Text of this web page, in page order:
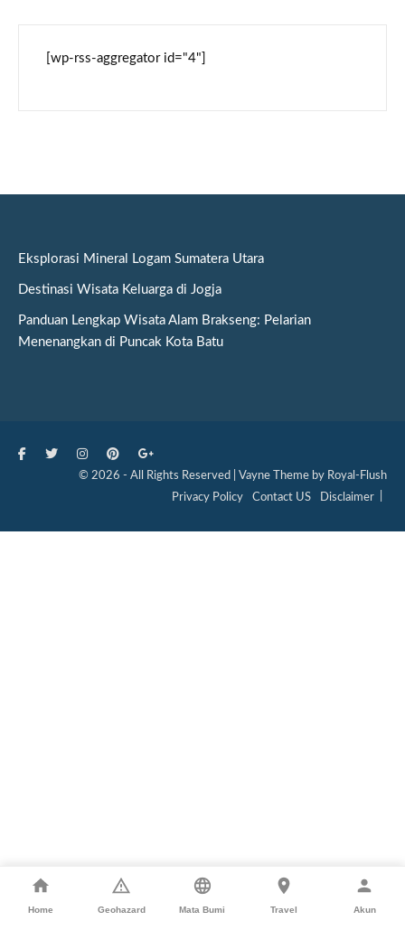
[wp-rss-aggregator id="4"]
Eksplorasi Mineral Logam Sumatera Utara
Destinasi Wisata Keluarga di Jogja
Panduan Lengkap Wisata Alam Brakseng: Pelarian
Menenangkan di Puncak Kota Batu
© 2026 - All Rights Reserved | Vayne Theme by Royal-Flush
Privacy Policy
Contact US Disclaimer
Home Geohazard Mata Bumi Travel Akun